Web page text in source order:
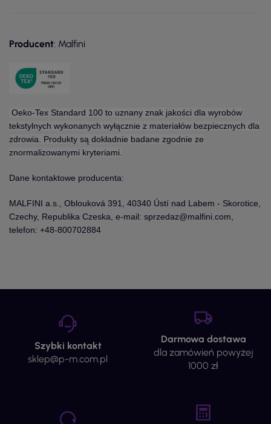
Producent: Malfini
Oeko-Tex Standard 100 to uznany znak jakości dla wyrobów
tekstylnych wykonanych wyłącznie z materiałów bezpiecznych dla
zdrowia. Produkty są dokładnie badane zgodnie ze
znormalizowanymi kryteriami.
Dane kontaktowe producenta:
MALFINI a.s., Oblouková 391, 40340 Ústí nad Labem - Skorotice,
Czechy, Republika Czeska, e-mail: sprzedaz@malfini.com,
telefon: +48-800702884
Szybki kontakt
sklep@p-m.com.pl
Darmowa dostawa
dla zamówień powyżej
1000 zł